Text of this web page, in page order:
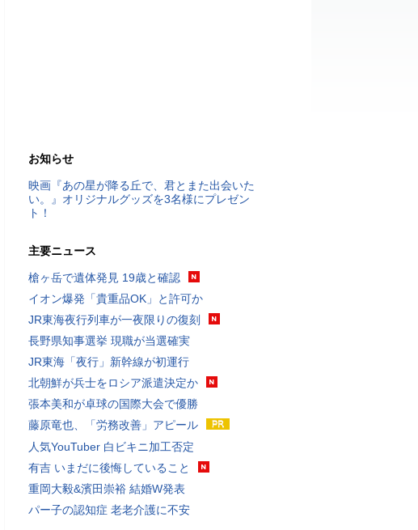
お知らせ
映画『あの星が降る丘で、君とまた出会いた
い。』オリジナルグッズを3名様にプレゼン
ト！
主要ニュース
槍ヶ岳で遺体発見 19歳と確認
イオン爆発「貴重品OK」と許可か
JR東海夜行列車が一夜限りの復刻
長野県知事選挙 現職が当選確実
JR東海「夜行」新幹線が初運行
北朝鮮が兵士をロシア派遣決定か
張本美和が卓球の国際大会で優勝
藤原竜也、「労務改善」アピール
人気YouTuber 白ビキニ加工否定
有吉 いまだに後悔していること
重岡大毅&濱田崇裕 結婚W発表
パー子の認知症 老老介護に不安